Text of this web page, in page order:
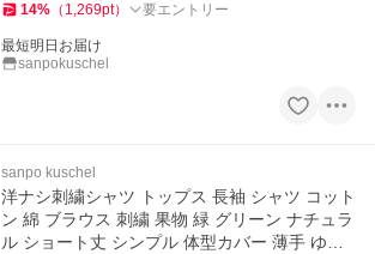
14% （ 1,269pt） 要エントリー
最短明日お届け
sanpokuschel
sanpo kuschel
洋ナシ刺繍シャツ トップス 長袖 シャツ コット
ン 綿 ブラウス 刺繍 果物 緑 グリーン ナチュラ
ル ショート丈 シンプル 体型カバー 薄手 ゆっ